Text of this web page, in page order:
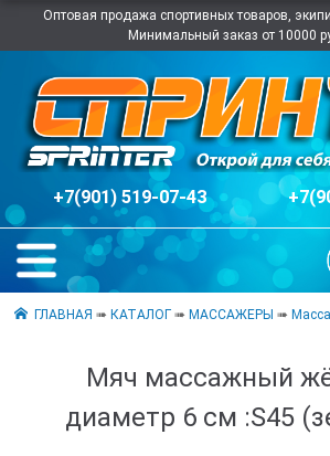
Оптовая продажа спортивных товаров,
Минимальный заказ от 10000
+7(901) 519-07-43
ГЛАВНАЯ ➠КАТАЛОГ ➠МАССАЖЕРЫ ➠
Мяч массажный
диаметр 6 см :S45